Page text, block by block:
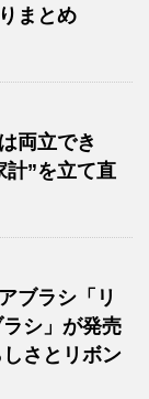
まとめ
両立でき
計”を立て直
ブラシ「リ
シ」が発売
さとリボン